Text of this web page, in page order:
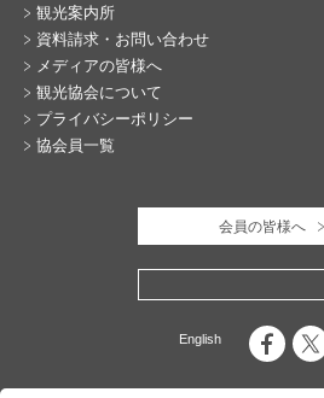
観光案内所
資料請求・お問い合わせ
メディアの皆様へ
観光協会について
プライバシーポリシー
協会員一覧
会員の皆様へ
English